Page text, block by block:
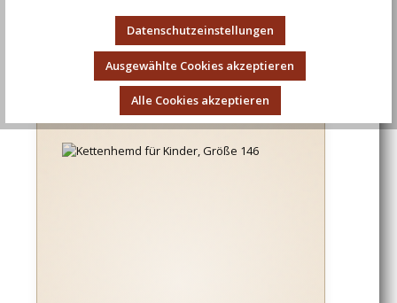
Regulärer Preis:
Datenschutzeinstellungen
Ausgewählte Cookies akzeptieren
Alle Cookies akzeptieren